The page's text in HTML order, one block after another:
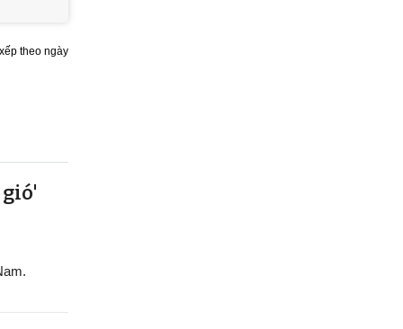
theo ngày